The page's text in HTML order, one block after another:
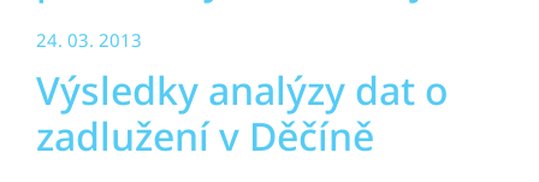
24. 03. 2013
Výsledky analýzy dat o
zadlužení v Děčíně